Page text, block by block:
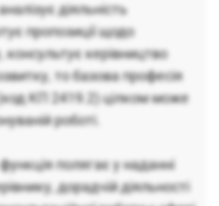
діяльність
пропозиції щодо
консультує керівництво
то базова професія
КП 2419.2) цілком може
роботі.
полягає у наданні
дорадчій діяльності